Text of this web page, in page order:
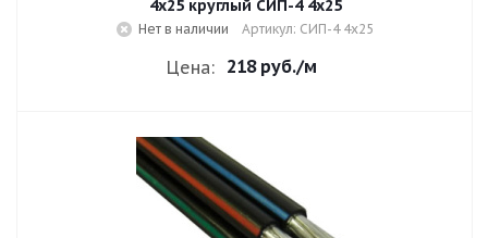
4х25 круглый СИП-4 4х25
Нет в наличии Артикул: СИП-4 4х25
Цена: 218 руб./м